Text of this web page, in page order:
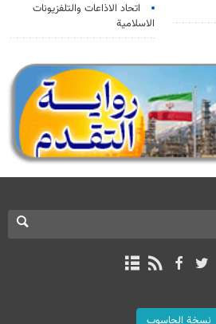
اتحاد الاذاعات والتلفزيونات
الاسلامية
نسخة الحاسوب